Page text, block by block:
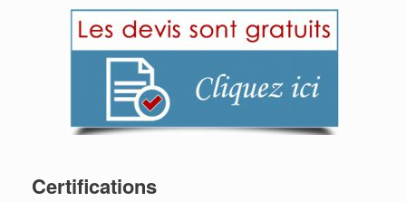
Certifications